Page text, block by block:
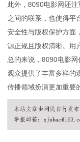
此外，8090电影网还
之间的联系，也使得平
安全性与版权保护方面
源正规且版权清晰。用
总的来说，8090电影
观众提供了丰富多样的
传播领域扮演更加重要